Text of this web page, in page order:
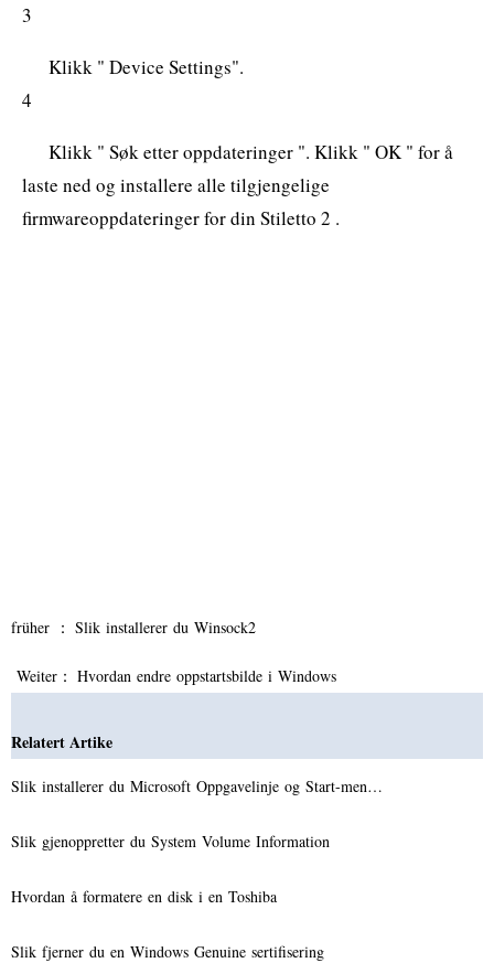
3
Klikk " Device Settings".
4
Klikk " Søk etter oppdateringer ". Klikk " OK " for å
laste ned og installere alle tilgjengelige
firmwareoppdateringer for din Stiletto 2 .
früher ： Slik installerer du Winsock2
Weiter： Hvordan endre oppstartsbilde i Windows
Relatert Artike
Slik installerer du Microsoft Oppgavelinje og Start-men…
Slik gjenoppretter du System Volume Information
Hvordan å formatere en disk i en Toshiba
Slik fjerner du en Windows Genuine sertifisering